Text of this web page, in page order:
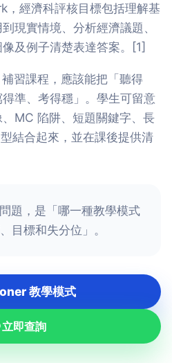
經濟科評核目標包括理解基
現實情境、分析經濟議題、
及例子清楚表達答案。
[1]
習課程，應該能把「聽得
準、考得穩」。學生可留意
MC 陷阱、短題關鍵字、長
結合起來，並在課後提供清
題，是「哪一種教學模式
目標和失分位」。
教學模式
立即查詢